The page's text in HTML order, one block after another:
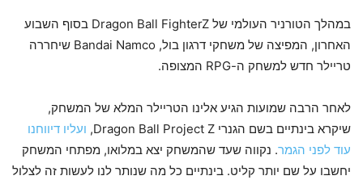
במהלך הטורניר העולמי של Dragon Ball FighterZ בסוף השבוע
האחרון, המפיצה של משחקי דרגון בול, Bandai Namco שיחררה
טריילר חדש למשחק ה-RPG המצופה.
לאחר הרבה שמועות הגיע אלינו הטריילר המלא של המשחק,
שיקרא בינתיים בשם הגנרי Dragon Ball Project Z,
ועליו דיווחנו
עוד לפני הגמר. נקווה שעד שהמשחק יצא במלואו, מפתחי המשחק
יחשבו על שם יותר קליט. בינתיים כל מה שנותר לנו לעשות זה לצלול